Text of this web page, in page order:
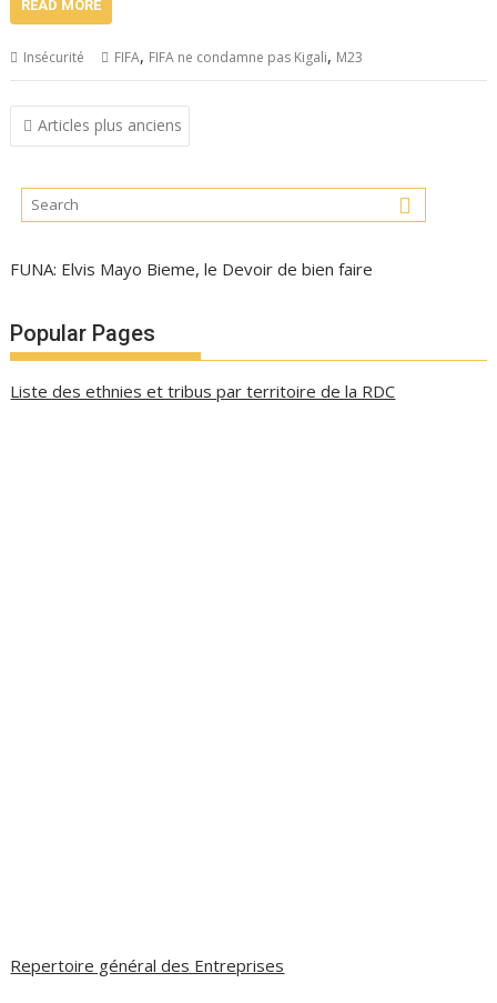
READ MORE
Insécurité FIFA, FIFA ne condamne pas Kigali, M23
Navigation
des
Articles plus anciens
FUNA: Elvis Mayo Bieme, le Devoir de bien faire
Popular Pages
Liste des ethnies et tribus par territoire de la RDC
Repertoire général des Entreprises